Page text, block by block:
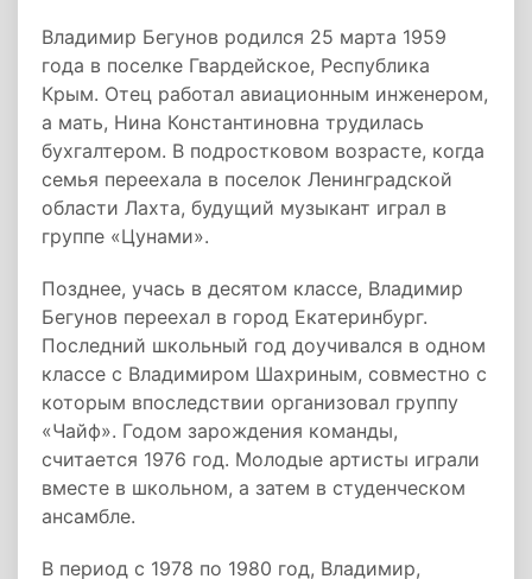
Владимир Бегунов родился 25 марта 1959
года в поселке Гвардейское, Республика
Крым. Отец работал авиационным инженером,
а мать, Нина Константиновна трудилась
бухгалтером. В подростковом возрасте, когда
семья переехала в поселок Ленинградской
области Лахта, будущий музыкант играл в
группе «Цунами».
Позднее, учась в десятом классе, Владимир
Бегунов переехал в город Екатеринбург.
Последний школьный год доучивался в одном
классе с Владимиром Шахриным, совместно с
которым впоследствии организовал группу
«Чайф». Годом зарождения команды,
считается 1976 год. Молодые артисты играли
вместе в школьном, а затем в студенческом
ансамбле.
В период с 1978 по 1980 год, Владимир,